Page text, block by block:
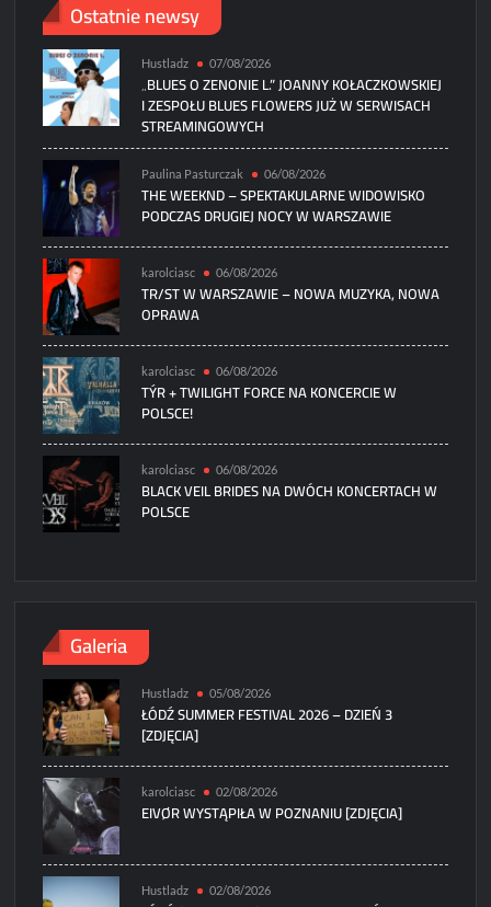
Ostatnie newsy
Hustladz 07/08/2026
„BLUES O ZENONIE L.” JOANNY KOŁACZKOWSKIEJ
I ZESPOŁU BLUES FLOWERS JUŻ W SERWISACH
STREAMINGOWYCH
Paulina Pasturczak 06/08/2026
THE WEEKND – SPEKTAKULARNE WIDOWISKO
PODCZAS DRUGIEJ NOCY W WARSZAWIE
karolciasc 06/08/2026
TR/ST W WARSZAWIE – NOWA MUZYKA, NOWA
OPRAWA
karolciasc 06/08/2026
TÝR + TWILIGHT FORCE NA KONCERCIE W
POLSCE!
karolciasc 06/08/2026
BLACK VEIL BRIDES NA DWÓCH KONCERTACH W
POLSCE
Galeria
Hustladz 05/08/2026
ŁÓDŹ SUMMER FESTIVAL 2026 – DZIEŃ 3
[ZDJĘCIA]
karolciasc 02/08/2026
EIVØR WYSTĄPIŁA W POZNANIU [ZDJĘCIA]
Hustladz 02/08/2026